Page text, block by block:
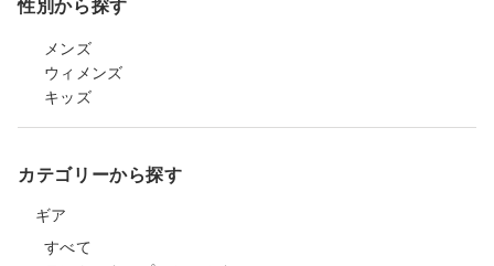
性別から探す
メンズ
ウィメンズ
キッズ
カテゴリーから探す
ギア
すべて